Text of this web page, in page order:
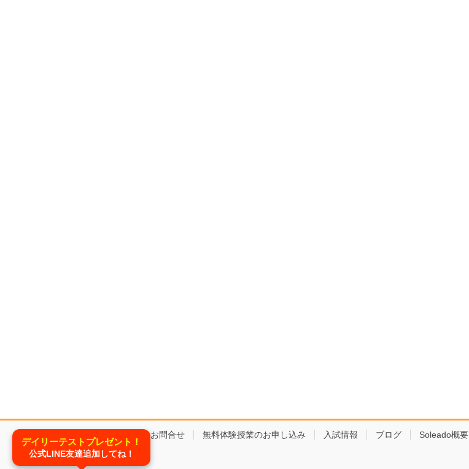
デイリーテストプレゼント！
公式LINE友達追加してね！
コースと料金 お問合せ 無料体験授業のお申し込み 入試情報 ブログ Soleado概要